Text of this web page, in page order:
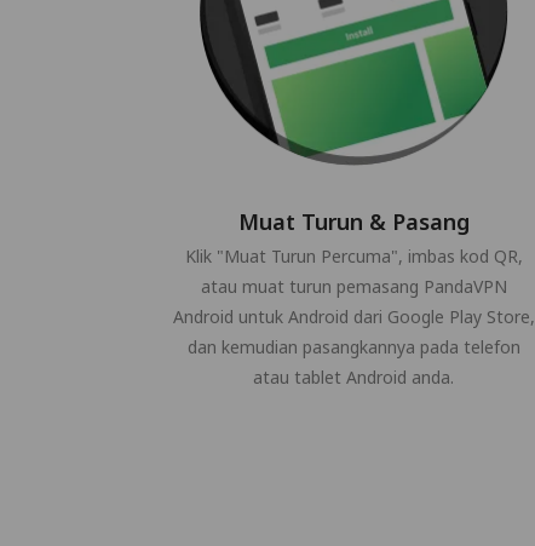
Muat Turun & Pasang
Klik "Muat Turun Percuma", imbas kod QR,
atau muat turun pemasang PandaVPN
Android untuk Android dari Google Play Store,
dan kemudian pasangkannya pada telefon
atau tablet Android anda.